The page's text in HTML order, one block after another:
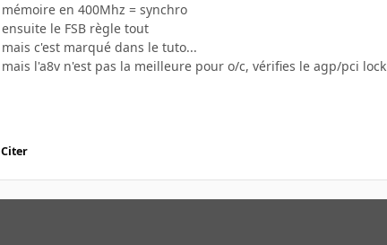
mémoire en 400Mhz = synchro
ensuite le FSB règle tout
mais c'est marqué dans le tuto...
mais l'a8v n'est pas la meilleure pour o/c, vérifies le agp/pci lock
Citer